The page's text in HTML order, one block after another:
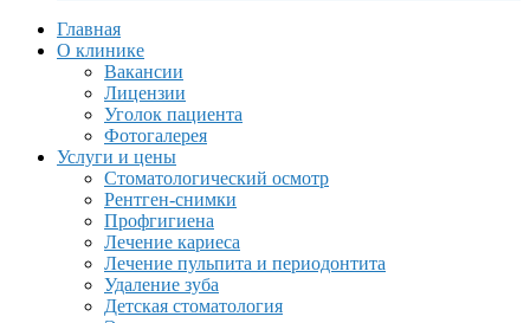
Главная
О клинике
Вакансии
Лицензии
Уголок пациента
Фотогалерея
Услуги и цены
Стоматологический осмотр
Рентген-снимки
Профгигиена
Лечение кариеса
Лечение пульпита и периодонтита
Удаление зуба
Детская стоматология